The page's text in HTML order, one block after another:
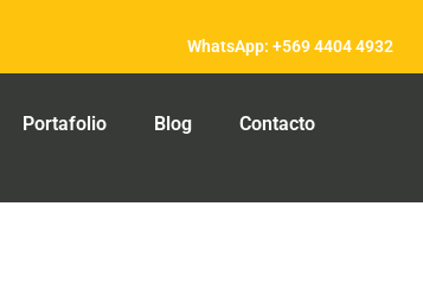
WhatsApp: +569 4404 4932
Portafolio Blog Contacto